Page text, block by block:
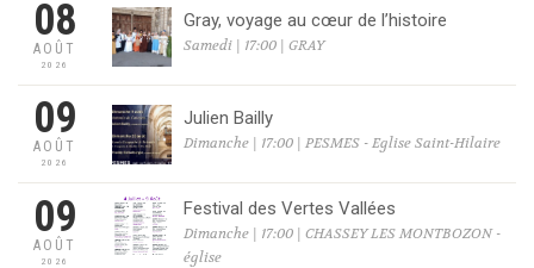
08
AOÛT
2026
Gray, voyage au cœur de l’histoire
Samedi | 17:00 | GRAY
09
AOÛT
2026
Julien Bailly
Dimanche | 17:00 | PESMES - Eglise Saint-Hilaire
09
AOÛT
2026
Festival des Vertes Vallées
Dimanche | 17:00 | CHASSEY LES MONTBOZON -
église